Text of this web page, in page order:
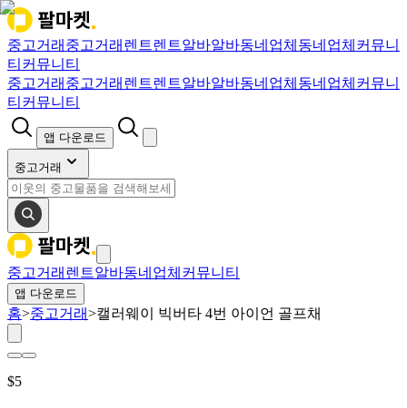
중고거래 중고거래 렌트렌트알바알바동네업체 동네업체 커뮤니
티 커뮤니티
중고거래 중고거래 렌트렌트알바알바동네업체 동네업체 커뮤니
티 커뮤니티
앱 다운로드
중고거래
중고거래 렌트알바동네업체 커뮤니티
앱 다운로드
홈>중고거래>캘러웨이 빅버타 4번 아이언 골프채
$5